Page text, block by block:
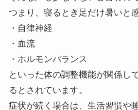
つまり、寝るとき足だけ暑いと
・自律神経
・血流
・ホルモンバランス
といった体の調整機能が関係し
るとされています。
症状が続く場合は、生活習慣や